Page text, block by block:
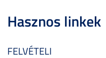
Hasznos linkek
FELVÉTELI